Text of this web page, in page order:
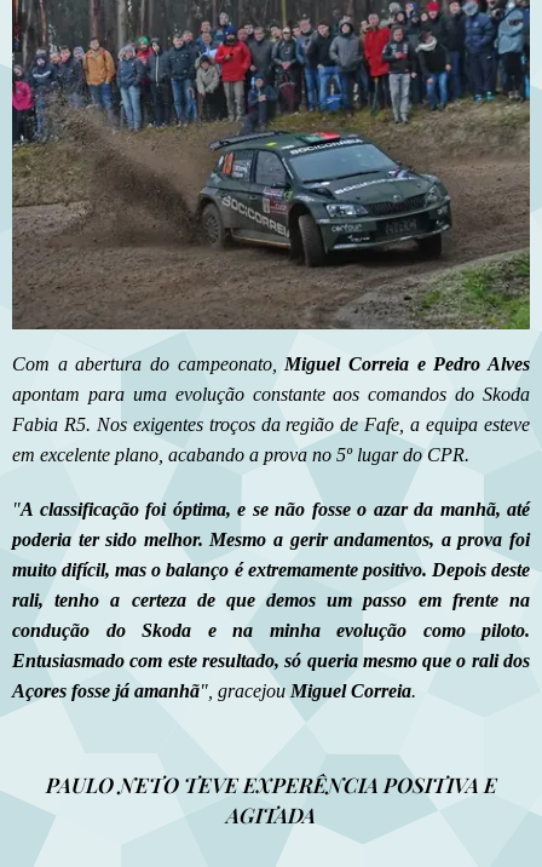
Com a abertura do campeonato, Miguel Correia e Pedro Alves
apontam para uma evolução constante aos comandos do Skoda
Fabia R5. Nos exigentes troços da região de Fafe, a equipa esteve
em excelente plano, acabando a prova no 5º lugar do CPR.
"A classificação foi óptima, e se não fosse o azar da manhã, até
poderia ter sido melhor. Mesmo a gerir andamentos, a prova foi
muito difícil, mas o balanço é extremamente positivo. Depois deste
rali, tenho a certeza de que demos um passo em frente na
condução do Skoda e na minha evolução como piloto.
Entusiasmado com este resultado, só queria mesmo que o rali dos
Açores fosse já amanhã", gracejou Miguel Correia.
PAULO NETO TEVE EXPERÊNCIA POSITIVA E
AGITADA